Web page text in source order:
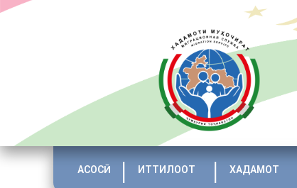
АСОСӢ ИТТИЛООТ ХАДАМОТ